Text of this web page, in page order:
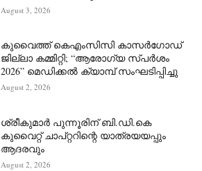
August 3, 2026
കുവൈത്ത് കെഎംസിസി കാസർഗോഡ്
ജില്ലാ കമ്മിറ്റി; “ആരോഗ്യ സ്പർശം
2026” മെഡിക്കൽ ക്യാമ്പ് സംഘടിപ്പിച്ചു
August 2, 2026
ശ്രീകുമാർ പുന്നൂരിന് ബി.ഡി.കെ
കുവൈറ്റ് ചാപ്റ്ററിന്റെ യാത്രയയപ്പും
ആദരവും
August 2, 2026